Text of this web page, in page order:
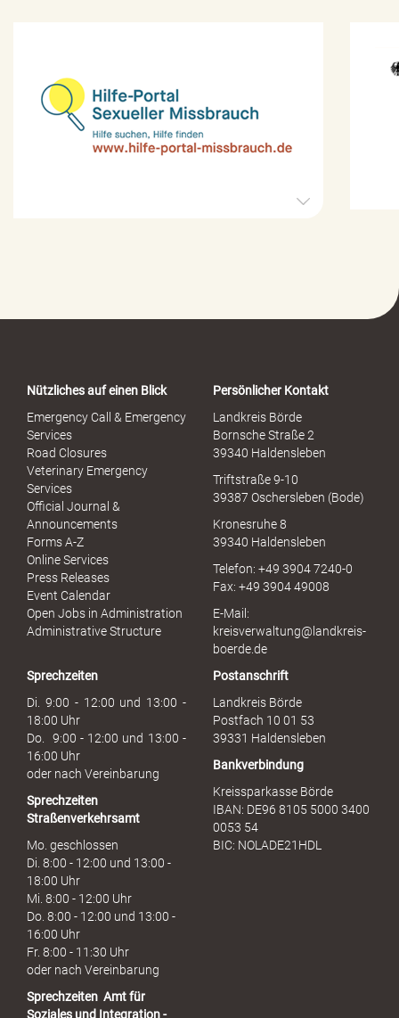
o
u
h
Nützliches auf einen Blick
Emergency Call & Emergency
Services
Road Closures
Veterinary Emergency
Services
Official Journal &
Announcements
Forms A-Z
Online Services
Press Releases
Event Calendar
Open Jobs in Administration
Administrative Structure
Persönlicher Kontakt
Landkreis Börde
Bornsche Straße 2
39340 Haldensleben
Triftstraße 9-10
39387 Oschersleben (Bode)
Kronesruhe 8
39340 Haldensleben
Telefon: +49 3904 7240-0
Fax: +49 3904 49008
E-Mail:
kreisverwaltung@landkreis-
boerde.de
Sprechzeiten
Di. 9:00 - 12:00 und 13:00 -
18:00 Uhr
Do. 9:00 - 12:00 und 13:00 -
16:00 Uhr
oder nach Vereinbarung
Sprechzeiten
Straßenverkehrsamt
Mo. geschlossen
Di. 8:00 - 12:00 und 13:00 -
18:00 Uhr
Mi. 8:00 - 12:00 Uhr
Do. 8:00 - 12:00 und 13:00 -
16:00 Uhr
Fr. 8:00 - 11:30 Uhr
oder nach Vereinbarung
Sprechzeiten Amt für
Soziales und Integration -
Postanschrift
Landkreis Börde
Postfach 10 01 53
39331 Haldensleben
Bankverbindung
Kreissparkasse Börde
IBAN: DE96 8105 5000 3400
0053 54
BIC: NOLADE21HDL